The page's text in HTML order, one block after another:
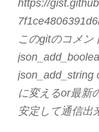
https://
このgitのコメン
json_add_string
に変えるor最新
安定して通信出